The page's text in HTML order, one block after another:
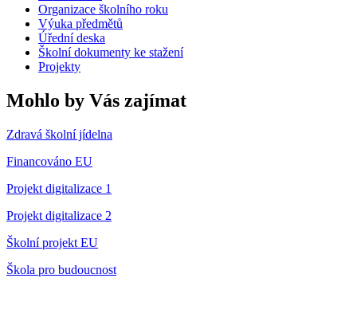
Organizace školního roku
Výuka předmětů
Úřední deska
Školní dokumenty ke stažení
Projekty
Mohlo by Vás zajímat
Zdravá školní jídelna
Financováno EU
Projekt digitalizace 1
Projekt digitalizace 2
Školní projekt EU
Škola pro budoucnost